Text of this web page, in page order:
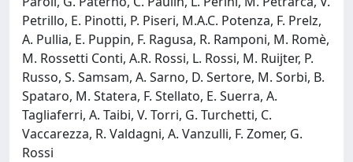
Petrillo, E. Pinotti, P. Piseri, M.A.C. Potenza, F. Prelz,
A. Pullia, E. Puppin, F. Ragusa, R. Ramponi, M. Romè,
M. Rossetti Conti, A.R. Rossi, L. Rossi, M. Ruijter, P.
Russo, S. Samsam, A. Sarno, D. Sertore, M. Sorbi, B.
Spataro, M. Statera, F. Stellato, E. Suerra, A.
Tagliaferri, A. Taibi, V. Torri, G. Turchetti, C.
Vaccarezza, R. Valdagni, A. Vanzulli, F. Zomer, G.
Rossi